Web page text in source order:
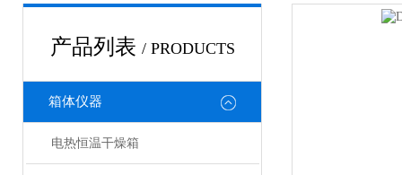
产品列表 / PRODUCTS
箱体仪器
电热恒温干燥箱